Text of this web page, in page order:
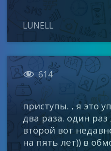
LUNELL
 614
приступы. , я это
два раза. один раз
второй вот
на пять лет)) в